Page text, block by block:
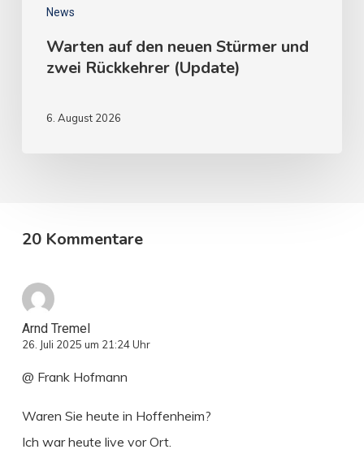
News
Warten auf den neuen Stürmer und
zwei Rückkehrer (Update)
6. August 2026
20 Kommentare
Arnd Tremel
26. Juli 2025 um 21:24 Uhr
@ Frank Hofmann
Waren Sie heute in Hoffenheim?
Ich war heute live vor Ort.